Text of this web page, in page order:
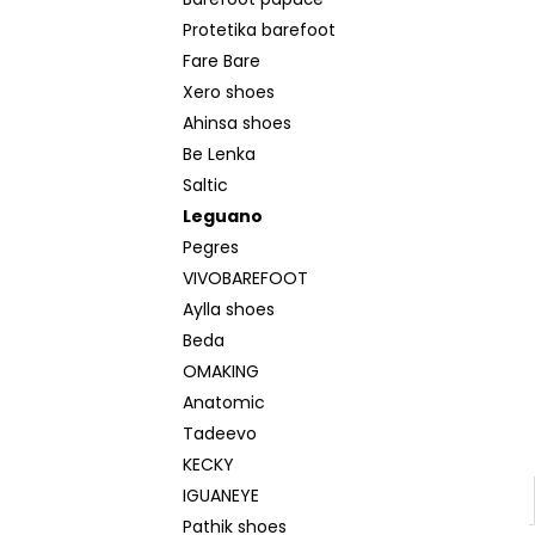
Protetika barefoot
Fare Bare
Xero shoes
Ahinsa shoes
Be Lenka
Saltic
Leguano
Pegres
VIVOBAREFOOT
Aylla shoes
Beda
OMAKING
Anatomic
Tadeevo
KECKY
IGUANEYE
Pathik shoes
BEDA SANDÁLY BFN 170010/SD/W/NL
1 290 Kč
1 590 Kč